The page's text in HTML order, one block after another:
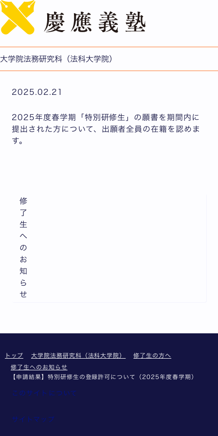
大学院法務研究科（法科大学院）
【申請結果】特別研修生の登録許可について（2025年度
法務研究科（法科大学院）
2025.02.21
2025年度春学期「特別研修生」の願書を期間内に
提出された方について、出願者全員の在籍を認めま
す。
修
了
生
へ
の
お
知
ら
せ
トップ 大学院法務研究科（法科大学院）
修了生の方へ
修了生へのお知らせ
【申請結果】特別研修生の登録許可について（2025年度春学期）
このサイトについて
サイトマップ